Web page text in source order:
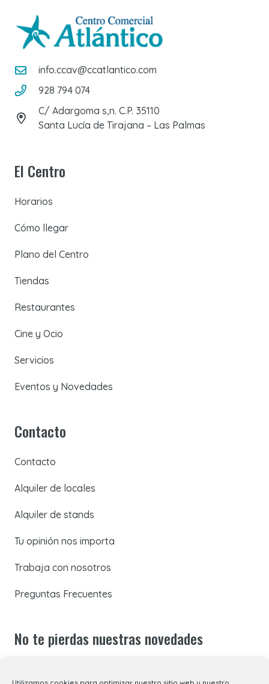
info.ccav@ccatlantico.com
928 794 074
C/ Adargoma s,n. C.P. 35110
Santa Lucía de Tirajana – Las Palmas
El Centro
Horarios
Cómo llegar
Plano del Centro
Tiendas
Restaurantes
Cine y Ocio
Servicios
Eventos y Novedades
Contacto
Contacto
Alquiler de locales
Alquiler de stands
Tu opinión nos importa
Trabaja con nosotros
Preguntas Frecuentes
No te pierdas nuestras novedades